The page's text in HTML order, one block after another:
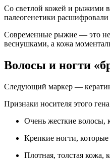
Со светлой кожей и рыжими
палеогенетики
Современные рыжие — это не
веснушками, а кожа
Волосы и ногти
Следующий маркер —
Признаки носителя этого
Очень жесткие волосы,
Крепкие ногти, которые
Плотная, толстая кожа,